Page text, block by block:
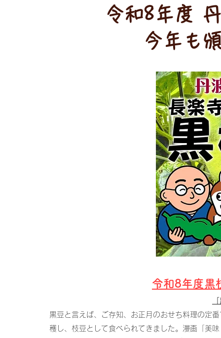
令和8年度
今年も​
令和8年度黒
黒豆と言えば、ご存知、お正月のおせち料理の定
穫し、枝豆として食べられてきました。漫画「美